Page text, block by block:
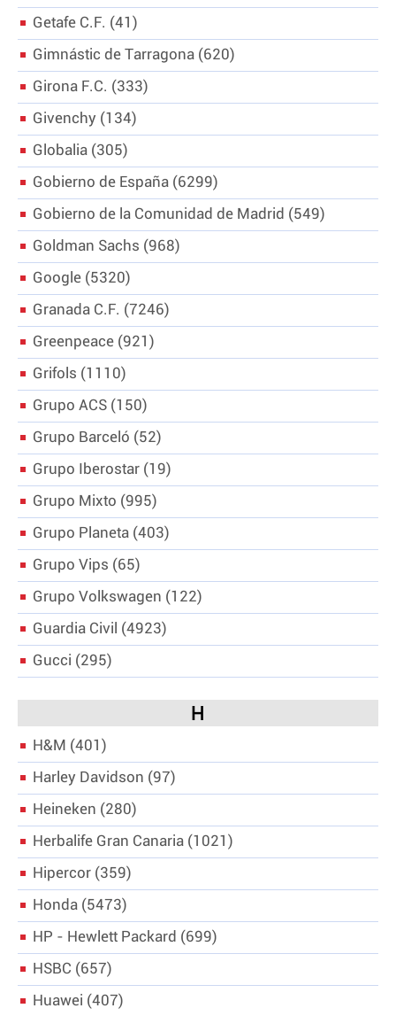
Getafe C.F.
41
Gimnástic de Tarragona
620
Girona F.C.
333
Givenchy
134
Globalia
305
Gobierno de España
6299
Gobierno de la Comunidad de Madrid
549
Goldman Sachs
968
Google
5320
Granada C.F.
7246
Greenpeace 921
Grifols
1110
Grupo ACS
150
Grupo Barceló
52
Grupo Iberostar
19
Grupo Mixto
995
Grupo Planeta 403
Grupo Vips
65
Grupo Volkswagen
122
Guardia Civil
4923
Gucci
295
H
H&M
401
Harley Davidson
97
Heineken
280
Herbalife Gran Canaria
1021
Hipercor
359
Honda
5473
HP - Hewlett Packard
699
HSBC
657
Huawei
407